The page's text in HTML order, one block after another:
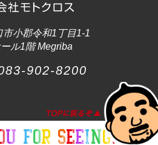
市小郡令和1丁目1-1
ル1階 Megriba
902-8200